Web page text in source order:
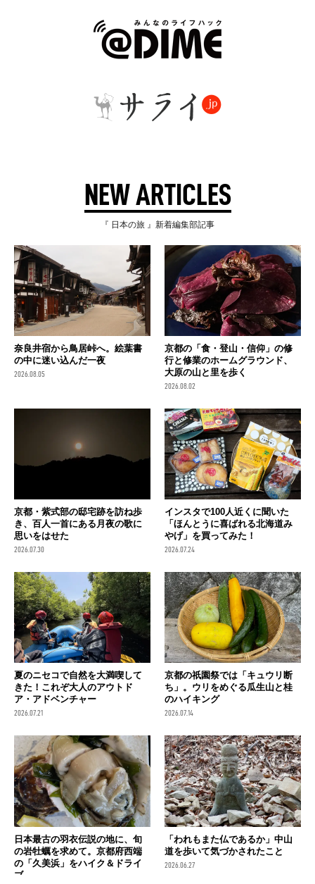
NEW ARTICLES
『 日本の旅 』新着編集部記事
奈良井宿から鳥居峠へ。絵葉書
の中に迷い込んだ一夜
2026.08.05
京都の「食・登山・信仰」の修
行と修業のホームグラウンド、
大原の山と里を歩く
2026.08.02
京都・紫式部の邸宅跡を訪ね歩
き、百人一首にある月夜の歌に
思いをはせた
2026.07.30
インスタで100人近くに聞いた
「ほんとうに喜ばれる北海道み
やげ」を買ってみた！
2026.07.24
夏のニセコで自然を大満喫して
きた！これぞ大人のアウトド
ア・アドベンチャー
2026.07.21
京都の祇園祭では「キュウリ断
ち」。ウリをめぐる瓜生山と桂
のハイキング
2026.07.14
日本最古の羽衣伝説の地に、旬
の岩牡蠣を求めて。京都府西端
の「久美浜」をハイク＆ドライ
ブ
「われもまた仏であるか」中山
道を歩いて気づかされたこと
2026.06.27